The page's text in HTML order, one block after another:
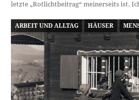
letzte „Rotlichtbeitrag“ meinerseits ist.
ARBEIT UND ALLTAG HÄUSER